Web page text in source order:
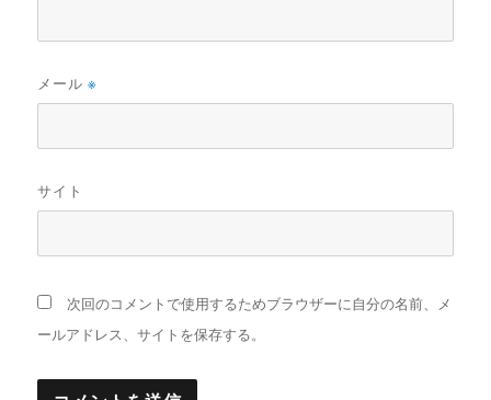
メール※
サイト
次回のコメントで使用するためブラウザーに自分の名前、メ
ールアドレス、サイトを保存する。